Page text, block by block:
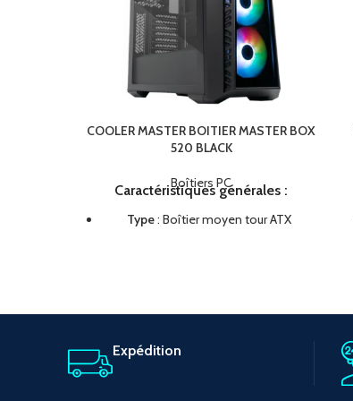
COOLER MASTER BOITIER MASTER BOX
520 BLACK
Boîtiers PC
Caractéristiques générales :
Type: Boîtier moyen tour ATX
ventilateurset des radiateurs jusqu'à
Compatibilité
Expédition